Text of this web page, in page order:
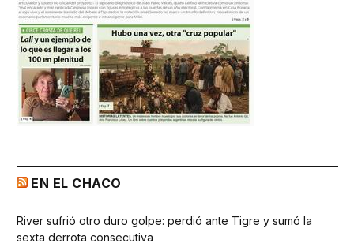
EN EL CHACO
River sufrió otro duro golpe: perdió ante Tigre y sumó la
sexta derrota consecutiva